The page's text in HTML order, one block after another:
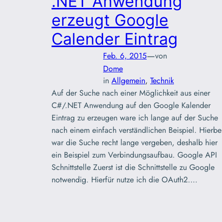
erzeugt Google
Calender Eintrag
Feb. 6, 2015—von
Dome
in Allgemein, Technik
Auf der Suche nach einer Möglichkeit aus einer
C#/.NET Anwendung auf den Google Kalender
Eintrag zu erzeugen ware ich lange auf der Suche
nach einem einfach verständlichen Beispiel.
war die Suche recht lange vergeben, deshalb hier
ein Beispiel zum Verbindungsaufbau. Google API
Schnittstelle Zuerst ist die Schnittstelle zu Google
notwendig. Hierfür nutze ich die OAuth2.…